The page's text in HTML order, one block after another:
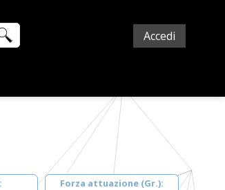
Accedi
Forza attuazione (Gr.)